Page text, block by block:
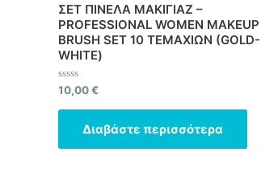
ΣΕΤ ΠΙΝΕΛΑ ΜΑΚΙΓΙΑΖ –
PROFESSIONAL WOMEN MAKEUP
BRUSH SET 10 ΤΕΜΑΧΙΩΝ (GOLD-
WHITE)
Βαθμολογήθηκε
0
10,00€
Διαβάστε περισσότερα